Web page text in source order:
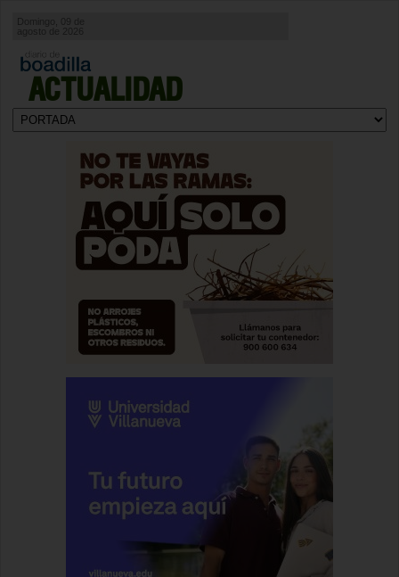
ACTUALIDAD
Domingo, 09 de
agosto de 2026